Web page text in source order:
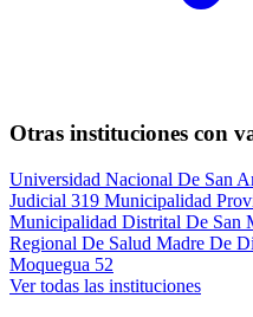
Otras instituciones con
Universidad Nacional De San
Judicial 319 Municipalidad
Municipalidad Distrital De San
Regional De Salud Madre De
Moquegua 52
Ver todas las instituciones